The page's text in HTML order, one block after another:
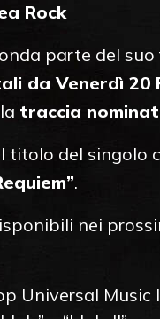
Rock
parte del
da Venerdì 20
traccia
titolo del singolo
.
nei
Universal Music